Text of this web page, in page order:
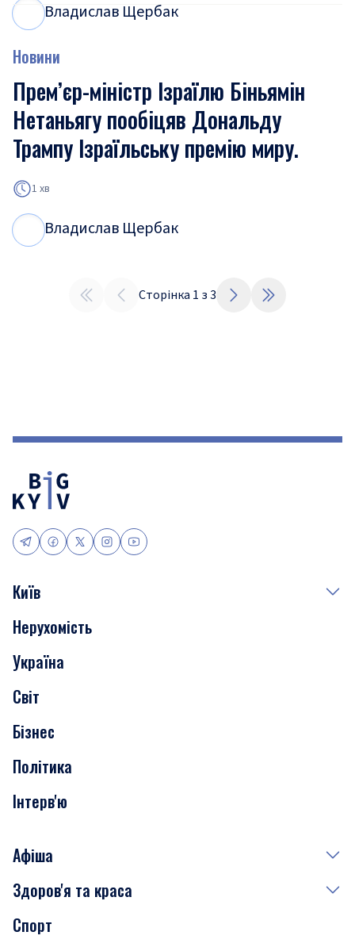
Владислав Щербак
Новини
Прем’єр-міністр Ізраїлю Біньямін
Нетаньягу пообіцяв Дональду
Трампу Ізраїльську премію миру.
1 хв
Владислав Щербак
Сторінка 1 з3
Київ
Події
Скандали
Нерухомість
Транспорт
Нерухомість
Україна
Світ
Бізнес
Політика
Інтерв'ю
Афіша
Сьогодні
Завтра
Здоров'я та краса
Медицина
Спорт